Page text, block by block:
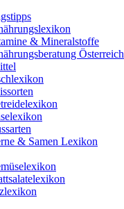
& Mineralstoffe
Österreich
& Samen Lexikon